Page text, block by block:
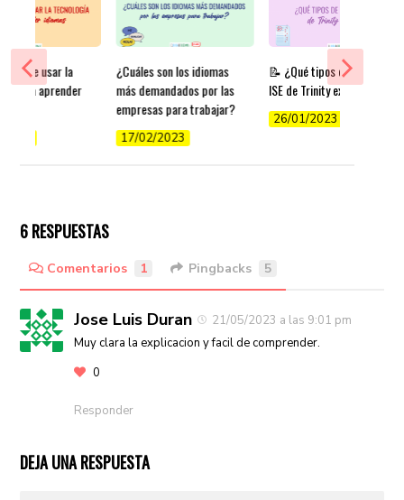
¿Cuáles son los idiomas
más demandados por las
empresas para trabajar?
17/02/2023
📝 ¿Qué tipos de exámenes
ISE de Trinity existen?
26/01/2023
de usar la
para aprender
6 RESPUESTAS
Comentarios 1 Pingbacks 5
Jose Luis Duran
21/05/2023 a las 9:01 pm
Muy clara la explicacion y facil de comprender.
0
Responder
DEJA UNA RESPUESTA